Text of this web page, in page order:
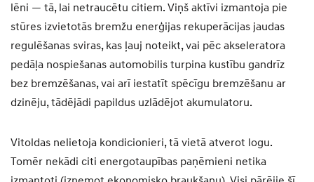
lēni — tā, lai netraucētu citiem. Viņš aktīvi izmantoja pie
stūres izvietotās bremžu enerģijas rekuperācijas jaudas
regulēšanas sviras, kas ļauj noteikt, vai pēc akseleratora
pedāļa nospiešanas automobilis turpina kustību gandrīz
bez bremzēšanas, vai arī iestatīt spēcīgu bremzēšanu ar
dzinēju, tādējādi papildus uzlādējot akumulatoru.
Vitoldas nelietoja kondicionieri, tā vietā atverot logu.
Tomēr nekādi citi energotaupības paņēmieni netika